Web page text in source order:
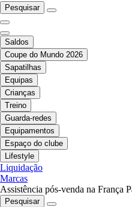
Pesquisar
Saldos
Coupe do Mundo 2026
Sapatilhas
Equipas
Crianças
Treino
Guarda-redes
Equipamentos
Espaço do clube
Lifestyle
Liquidação
Marcas
Assistência pós-venda na França
Pesquisar